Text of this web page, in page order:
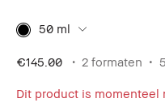
50 ml
€145.00 2 formaten
Dit product is momenteel